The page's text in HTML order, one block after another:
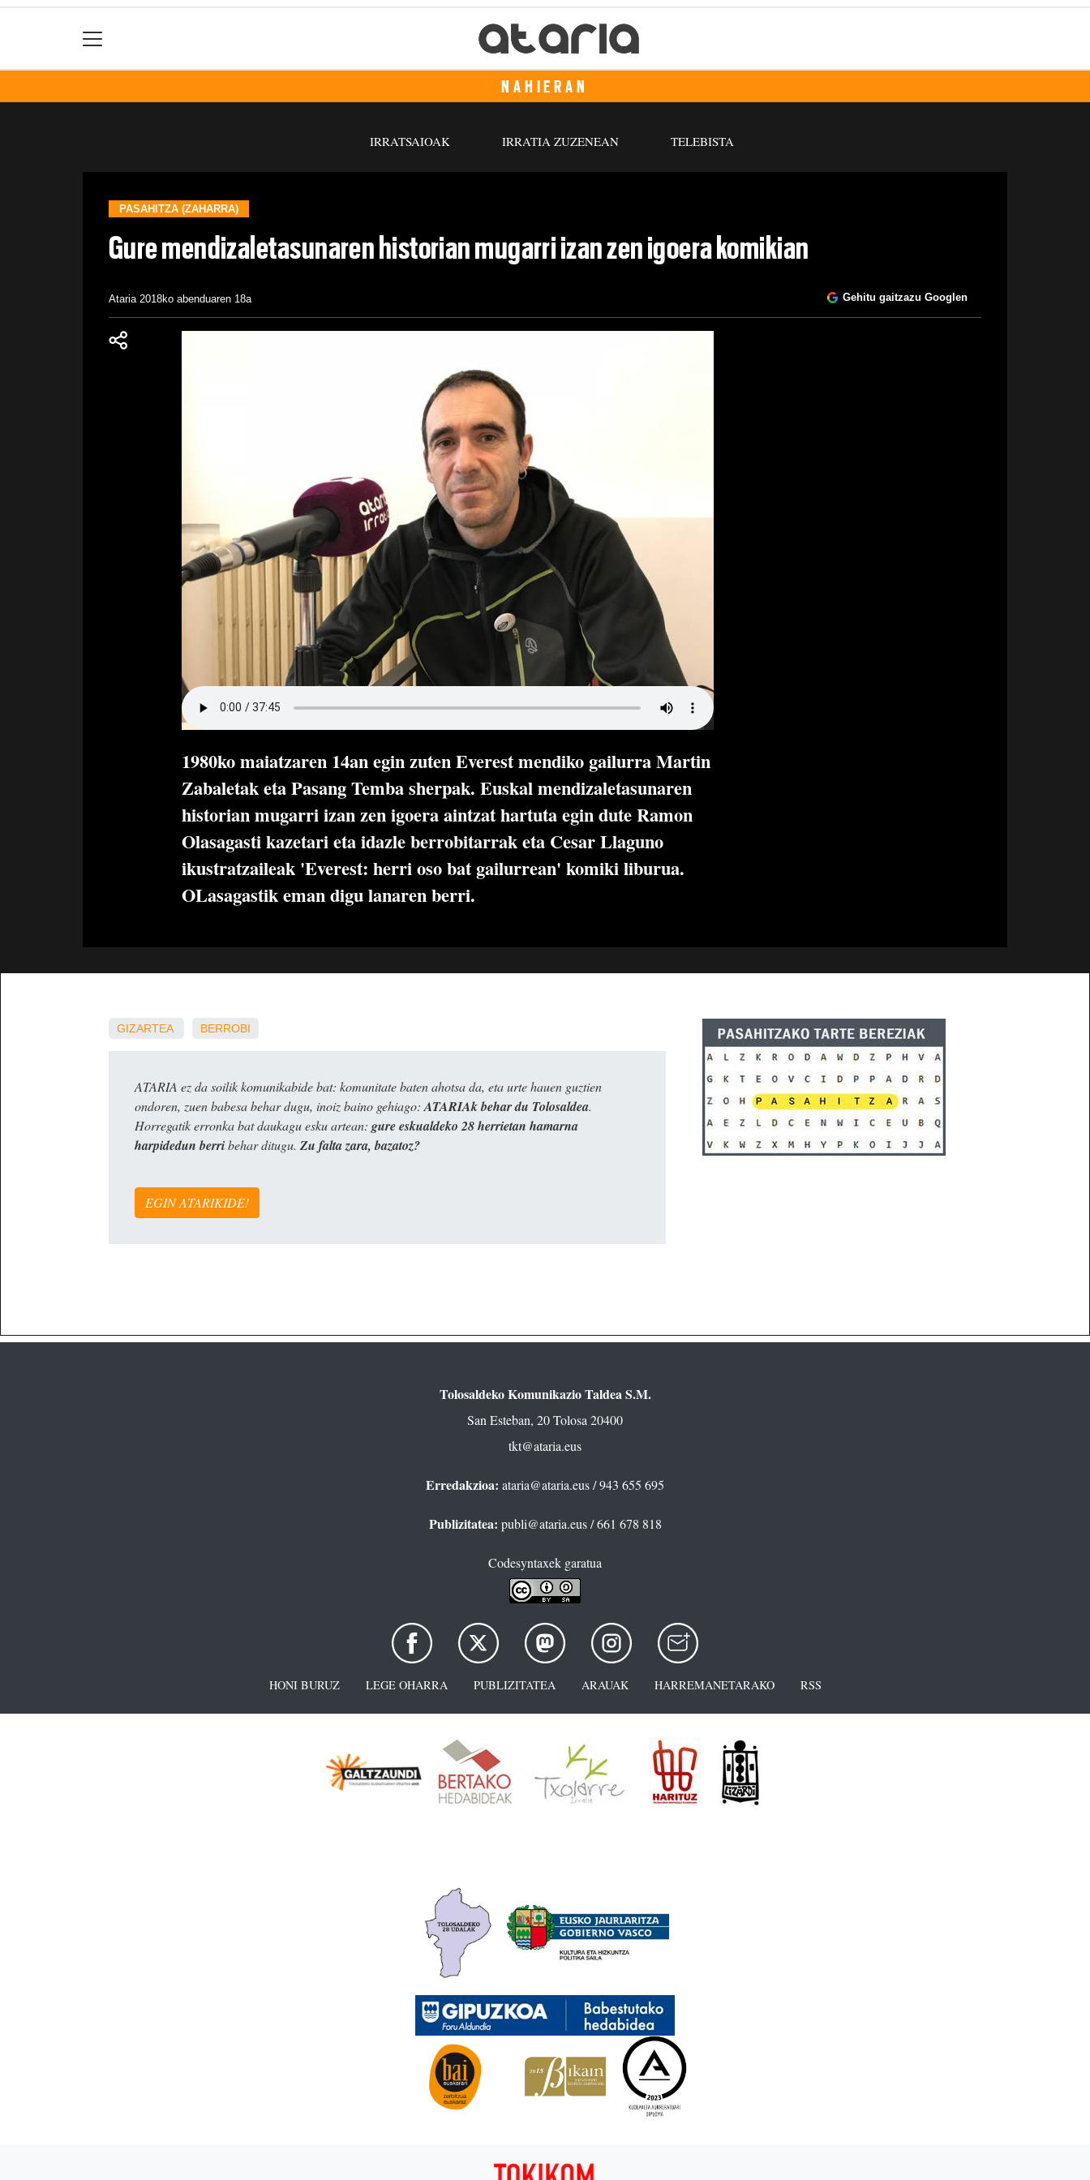
NAHIERAN
IRRATSAIOAK IRRATIA ZUZENEAN TELEBISTA
PASAHITZA (ZAHARRA)
Gure mendizaletasunaren historian mugarri izan zen igoera komikian
Ataria 2018ko abenduaren 18a Gehitu gaitzazu Googlen
1980ko maiatzaren 14an egin zuten Everest mendiko gailurra Martin
Zabaletak eta Pasang Temba sherpak. Euskal mendizaletasunaren
historian mugarri izan zen igoera aintzat hartuta egin dute Ramon
Olasagasti kazetari eta idazle berrobitarrak eta Cesar Llaguno
ikustratzaileak 'Everest: herri oso bat gailurrean' komiki liburua.
OLasagastik eman digu lanaren berri.
GIZARTEA BERROBI
ATARIA ez da soilik komunikabide bat: komunitate baten ahotsa da, eta urte hauen guztien
ondoren, zuen babesa behar dugu, inoiz baino gehiago: ATARIAk behar du Tolosaldea.
Horregatik erronka bat daukagu esku artean: gure eskualdeko 28 herrietan hamarna
harpidedun berribehar ditugu. Zu falta zara, bazatoz?
EGIN ATARIKIDE!
Tolosaldeko Komunikazio Taldea S.M.
San Esteban, 20 Tolosa 20400
tkt@ataria.eus
Erredakzioa: ataria@ataria.eus/ 943 655 695
Publizitatea: publi@ataria.eus/ 661 678 818
Codesyntaxek garatua
HONI BURUZ LEGE OHARRA PUBLIZITATEA ARAUAK HARREMANETARAKO RSS